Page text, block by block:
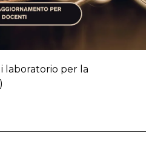
laboratorio per la
)